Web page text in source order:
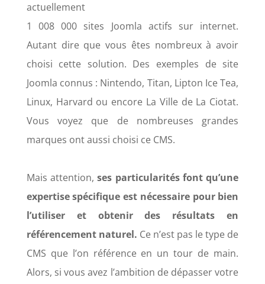
actuellement
1 008 000 sites Joomla actifs sur internet.
Autant dire que vous êtes nombreux à avoir
choisi cette solution. Des exemples de site
Joomla connus : Nintendo, Titan, Lipton Ice Tea,
Linux, Harvard ou encore La Ville de La Ciotat.
Vous voyez que de nombreuses grandes
marques ont aussi choisi ce CMS.
Mais attention,ses particularités font qu’une
expertise spécifique est nécessaire pour bien
l’utiliser et obtenir des résultats en
référencement naturel. Ce n’est pas le type de
CMS que l’on référence en un tour de main.
Alors, si vous avez l’ambition de dépasser votre